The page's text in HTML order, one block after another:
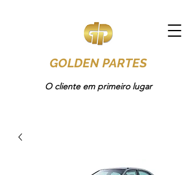
GOLDEN PARTES
O cliente em primeiro lugar